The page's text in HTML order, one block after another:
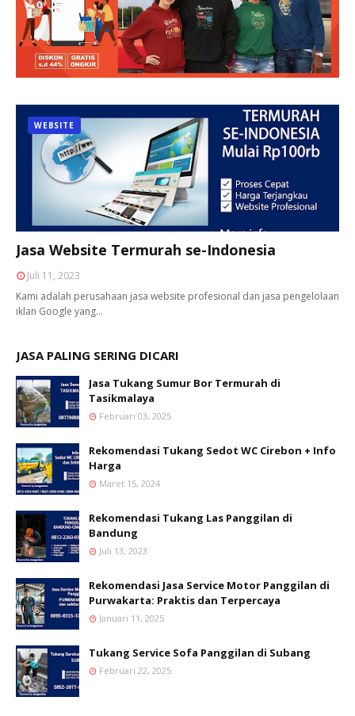
WEBSITE
Jasa Website Termurah se-Indonesia
Juli 11, 2023
Kami adalah perusahaan jasa website profesional dan jasa pengelolaan
iklan Google yang…
JASA PALING SERING DICARI
Jasa Tukang Sumur Bor Termurah di
Tasikmalaya
Februari 03, 2025
Rekomendasi Tukang Sedot WC Cirebon + Info
Harga
Maret 15, 2024
Rekomendasi Tukang Las Panggilan di
Bandung
Juli 13, 2023
Rekomendasi Jasa Service Motor Panggilan di
Purwakarta: Praktis dan Terpercaya
Januari 11, 2025
Tukang Service Sofa Panggilan di Subang
Februari 22, 2025